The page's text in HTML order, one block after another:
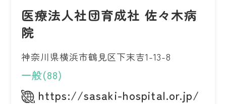
医療法人社団育成社 佐々木病
院
神奈川県横浜市鶴見区下末吉1-13-8
一般(88)
https://sasaki-hospital.or.jp/